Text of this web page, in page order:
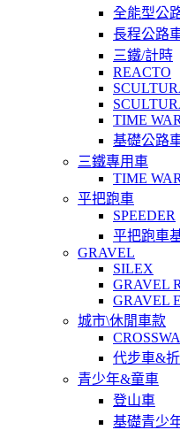
全能型公
長程公路
三鐵/計時
REACTO
TIME
基礎公路
三鐵專用車
TIME
平把跑車
SPEEDER
平把跑車
GRAVEL
SILEX
GRAVEL
GRAVEL
城市\休閒車款
代步車&
青少年&童車
登山車
基礎青少